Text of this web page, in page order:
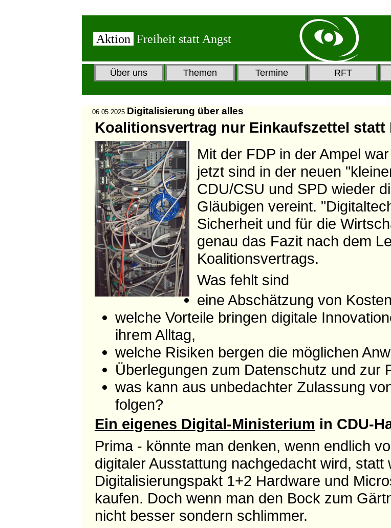
Aktion Freiheit statt Angst
Über uns Themen Termine RFT
06.05.2025 Digitalisierung über alles
Koalitionsvertrag nur Einkaufszettel statt
Mit der FDP in der Ampel
jetzt sind in der neuen
CDU/CSU und SPD wieder
Gläubigen vereint.
Sicherheit und für die
genau das Fazit nach dem
Koalitionsvertrags.
Was fehlt sind
eine Abschätzung von
welche Vorteile bringen digitale
ihrem Alltag,
welche Risiken bergen die möglichen
Überlegungen zum Datenschutz und zur
was kann aus unbedachter Zulassung
folgen?
Ein eigenes Digital-Ministerium in CDU-
Prima - könnte man denken, wenn endlich
digitaler Ausstattung nachgedacht wird, statt
Digitalisierungspakt 1+2 Hardware und
kaufen. Doch wenn man den Bock zum
nicht besser sondern schlimmer.